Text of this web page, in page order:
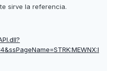
sirve la referencia.